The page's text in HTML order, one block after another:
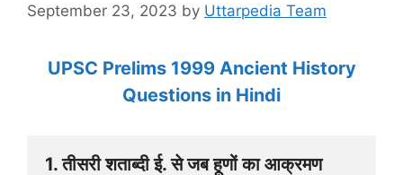
September 23, 2023 by Uttarpedia Team
UPSC Prelims 1999 Ancient History
Questions in Hindi
1. तीसरी शताब्दी ई. से जब हूणों का आक्रमण